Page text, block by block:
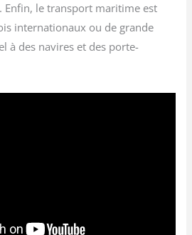
Enfin, le transport maritime est
internationaux ou de grande
à des navires et des porte-